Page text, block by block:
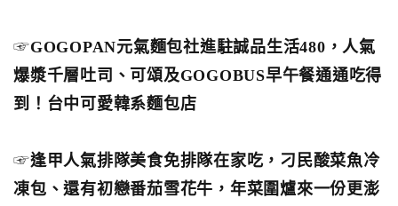
☞GOGOPAN元氣麵包社進駐誠品生活480，人氣
爆漿千層吐司、可頌及GOGOBUS早午餐通通吃得
到！台中可愛韓系麵包店
☞逢甲人氣排隊美食免排隊在家吃，刁民酸菜魚冷
凍包、還有初戀番茄雪花牛，年菜圍爐來一份更澎